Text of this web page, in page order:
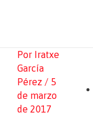
Por Iratxe
García
Pérez / 5
de marzo
de 2017